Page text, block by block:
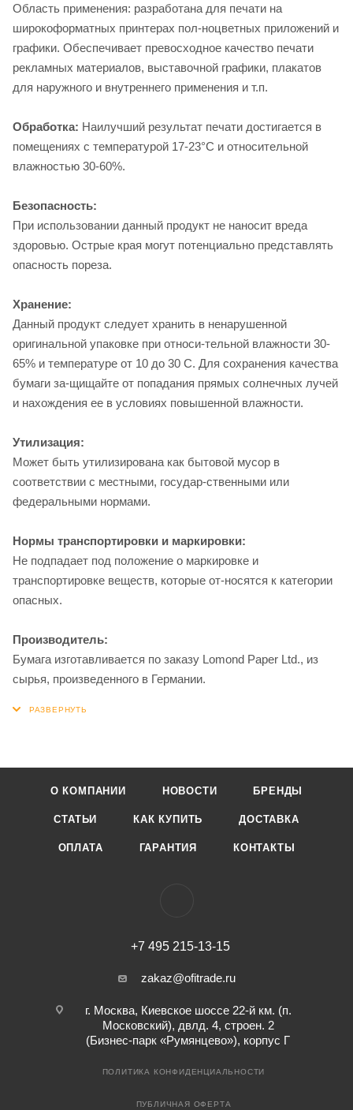
Область применения: разработана для печати на
широкоформатных принтерах пол-ноцветных приложений и
графики. Обеспечивает превосходное качество печати
рекламных материалов, выставочной графики, плакатов
для наружного и внутреннего применения и т.п.
Обработка: Наилучший результат печати достигается в
помещениях с температурой 17-23°C и относительной
влажностью 30-60%.
Безопасность:
При использовании данный продукт не наносит вреда
здоровью. Острые края могут потенциально представлять
опасность пореза.
Хранение:
Данный продукт следует хранить в ненарушенной
оригинальной упаковке при относи-тельной влажности 30-
65% и температуре от 10 до 30 С. Для сохранения качества
бумаги за-щищайте от попадания прямых солнечных лучей
и нахождения ее в условиях повышенной влажности.
Утилизация:
Может быть утилизирована как бытовой мусор в
соответствии с местными, государ-ственными или
федеральными нормами.
Нормы транспортировки и маркировки:
Не подпадает под положение о маркировке и
транспортировке веществ, которые от-носятся к категории
опасных.
Производитель:
Бумага изготавливается по заказу Lomond Paper Ltd., из
сырья, произведенного в Германии.
О КОМПАНИИ НОВОСТИ БРЕНДЫ
СТАТЬИ КАК КУПИТЬ ДОСТАВКА
ОПЛАТА ГАРАНТИЯ КОНТАКТЫ
+7 495 215-13-15
zakaz@ofitrade.ru
г. Москва, Киевское шоссе 22-й км. (п.
Московский), двлд. 4, строен. 2
(Бизнес-парк «Румянцево»), корпус Г
ПОЛИТИКА КОНФИДЕНЦИАЛЬНОСТИ
ПУБЛИЧНАЯ ОФЕРТА